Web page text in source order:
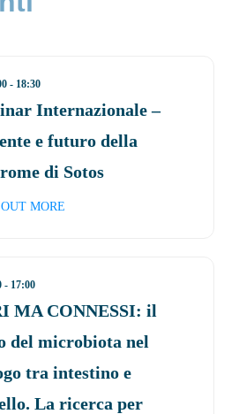
- 18:30
Internazionale –
e futuro della
di Sotos
MORE
- 17:00
MA CONNESSI: il
del microbiota nel
tra intestino e
La ricerca per